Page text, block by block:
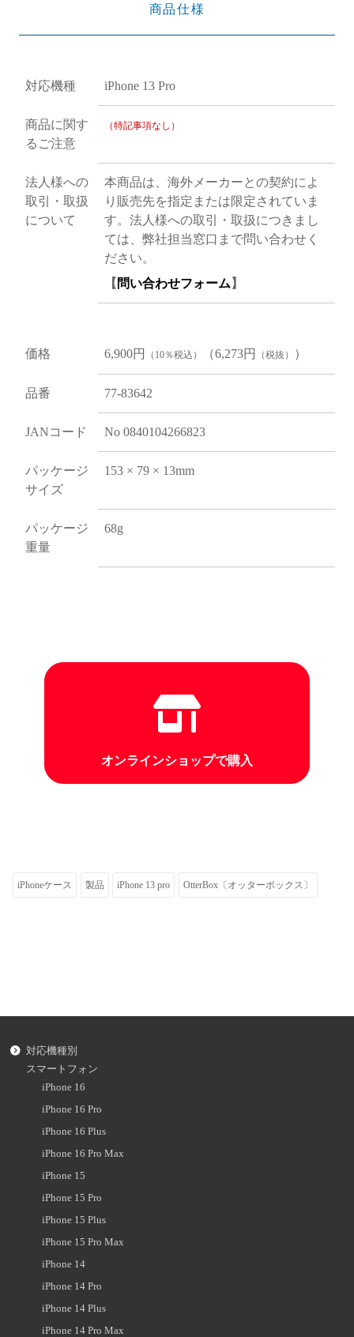
商品仕様
対応機種 iPhone 13 Pro
商品に関す
るご注意
（特記事項なし）
法人様への
取引・取扱
について
本商品は、海外メーカーとの契約によ
り販売先を指定または限定されていま
す。法人様への取引・取扱につきまし
ては、弊社担当窓口まで問い合わせく
ださい。
【 問い合わせフォーム 】
価格 6,900円 （10％税込） （6,273円 （税抜） ）
品番 77-83642
JANコード No 0840104266823
パッケージ
サイズ
153 × 79 × 13mm
パッケージ
重量
68g
オンラインショップで購入
iPhoneケース 製品 iPhone 13 pro OtterBox〔オッターボックス〕
対応機種別
スマートフォン
iPhone 16
iPhone 16 Pro
iPhone 16 Plus
iPhone 16 Pro Max
iPhone 15
iPhone 15 Pro
iPhone 15 Plus
iPhone 15 Pro Max
iPhone 14
iPhone 14 Pro
iPhone 14 Plus
iPhone 14 Pro Max